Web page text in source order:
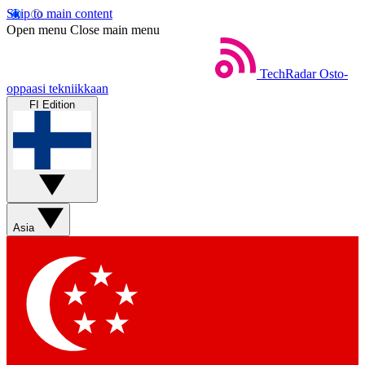
Skip to main content
Open menu Close main menu
TechRadar Osto-
oppaasi tekniikkaan
FI Edition
Asia